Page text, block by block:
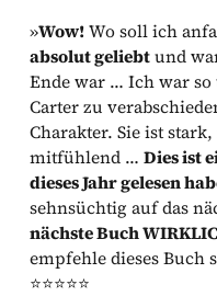
»Wow!Wo soll ich
absolut geliebtund
Ende war … Ich war
Carter zu
Charakter. Sie ist
mitfühlend …Dies ist
dieses Jahr gelesen
sehnsüchtig auf das
nächste Buch
empfehle dieses Buch
⭐⭐⭐⭐⭐